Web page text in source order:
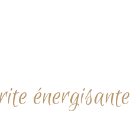
énergisante